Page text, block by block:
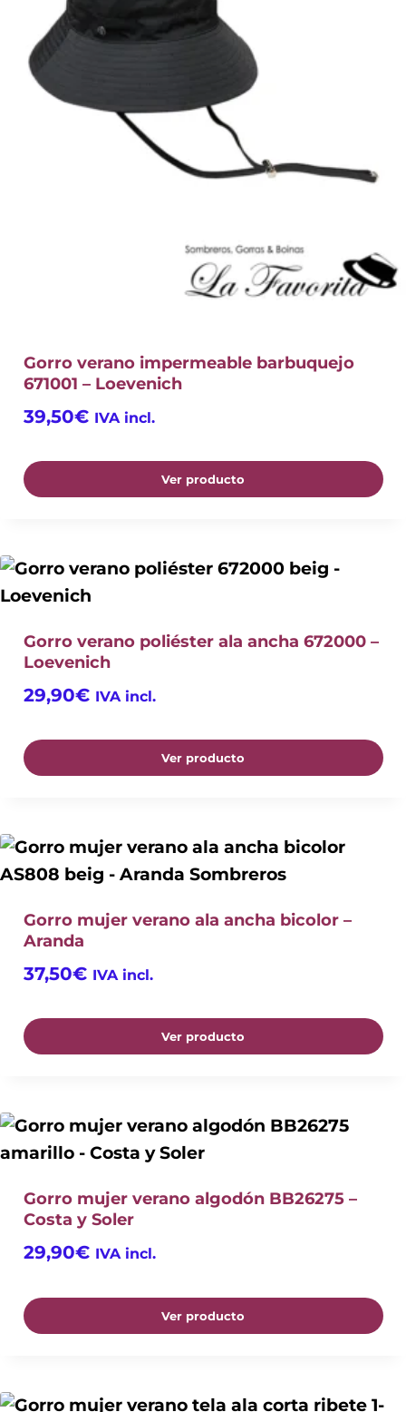
Gorro verano impermeable barbuquejo
671001 – Loevenich
39,50€ IVA incl.
Ver producto
Gorro verano poliéster ala ancha 672000 –
Loevenich
29,90€ IVA incl.
Ver producto
Gorro mujer verano ala ancha bicolor –
Aranda
37,50€ IVA incl.
Ver producto
Gorro mujer verano algodón BB26275 –
Costa y Soler
29,90€ IVA incl.
Ver producto